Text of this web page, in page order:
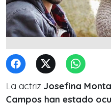
La actriz Josefina
Campos han estado